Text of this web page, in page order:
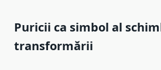
Puricii ca simbol al
transformării